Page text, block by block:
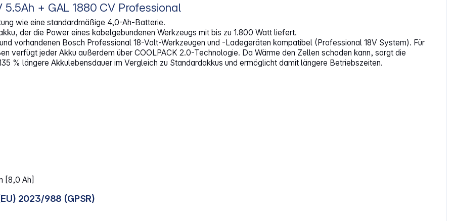
5,5 Ah + GAL 1880 CV"
5.5Ah + GAL 1880 CV Professional
wie eine standardmäßige 4,0-Ah-Batterie.
der die Power eines kabelgebundenen Werkzeugs mit bis zu 1.800 Watt liefert.
vorhandenen Bosch Professional 18-Volt-Werkzeugen und -Ladegeräten kompatibel (Professional 18V System). Für
verfügt jeder Akku außerdem über COOLPACK 2.0-Technologie. Da Wärme den Zellen schaden kann, sorgt die
% längere Akkulebensdauer im Vergleich zu Standardakkus und ermöglicht damit längere Betriebszeiten.
[8,0 Ah]
2023/988 (GPSR)